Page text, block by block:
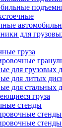
для
груза
для грузовых
для литых
для стальных
груза
стенды